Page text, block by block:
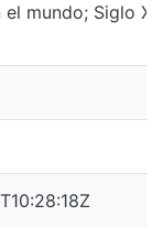
el mundo; Siglo